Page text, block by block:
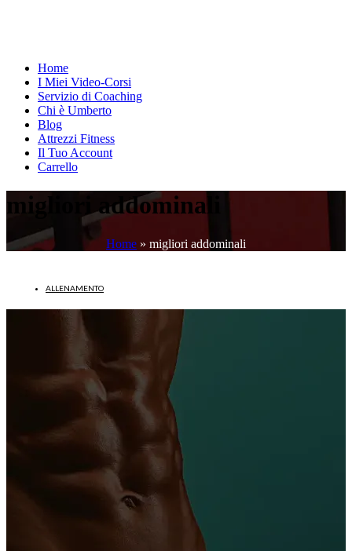
Home
I Miei Video-Corsi
Servizio di Coaching
Chi è Umberto
Blog
Attrezzi Fitness
Il Tuo Account
Carrello
migliori addominali
Home » migliori addominali
ALLENAMENTO